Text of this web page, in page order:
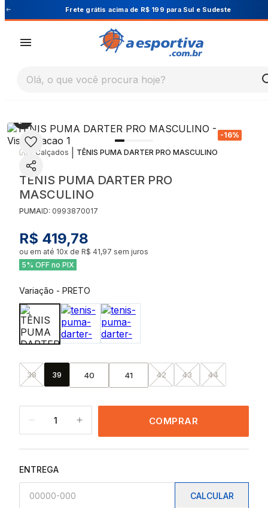
Cupom PRIMEIRA10 para 10% OFF na 1ª compra
Olá, o que você procura hoje?
-16%
Calçados TÊNIS PUMA DARTER PRO MASCULINO
TÊNIS PUMA DARTER PRO
MASCULINO
PUMAID: 0993870017
R$ 419,78
ou em até 10x de R$ 41,97 sem juros
5% OFF no PIX
Variação - PRETO
38 39 40 41 42 43 44
1 COMPRAR
ENTREGA
CALCULAR